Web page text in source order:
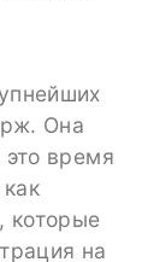
Она
это время
которые
на